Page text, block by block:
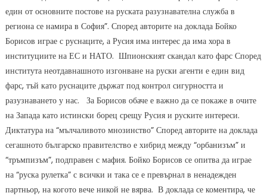
един от основните постове на руската разузнавателна служба в
региона се намира в София”. Според авторите на доклада Бойко
Борисов играе с руснаците, а Русия има интерес да има хора в
институциите на ЕС и НАТО. Шпионският скандал като фарс Според
института неотдавнашното изгонване на руски агенти е един вид
фарс, тъй като руснаците държат под контрол сигурността и
разузнаването у нас. За Борисов обаче е важно да се покаже в очите
на Запада като истински борец срещу Русия и руските интереси.
Диктатура на “мълчаливото мнозинство” Според авторите на доклада
сегашното българско правителство е хибрид между “орбанизъм” и
“тръмпизъм”, подправен с мафия. Бойко Борисов се опитва да играе
на “руска рулетка” с всички и така се е превърнал в ненадежден
партньор, на когото вече никой не вярва. В доклада се коментира, че